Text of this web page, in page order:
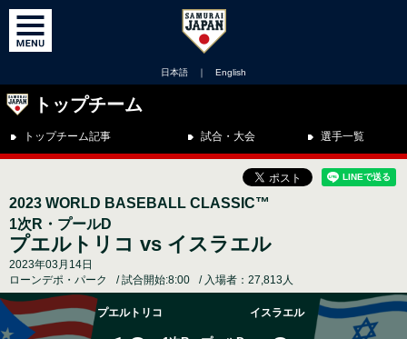
日本語 ｜ English
トップチーム
トップチーム記事 試合・大会 選手一覧
2023 WORLD BASEBALL CLASSIC™
1次R・プールD
プエルトリコ vs イスラエル
2023年03月14日
ローンデポ・パーク
試合開始:8:00 入場者：27,813人
プエルトリコ イスラエル